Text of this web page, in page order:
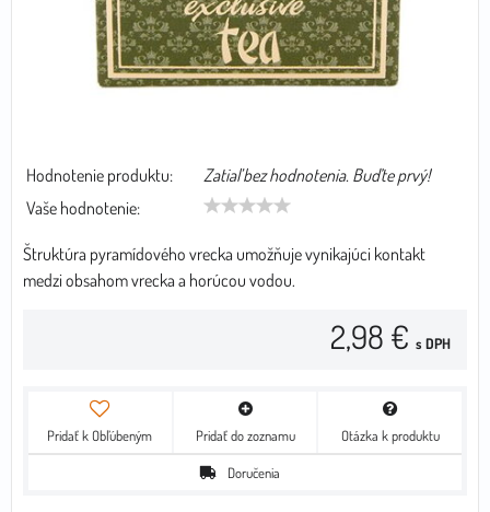
Hodnotenie produktu:
Zatiaľ bez hodnotenia. Buďte prvý!
Vaše hodnotenie:
Štruktúra pyramídového vrecka umožňuje vynikajúci kontakt
medzi obsahom vrecka a horúcou vodou.
2,98 € s DPH
Pridať k Obľúbeným Pridať do zoznamu Otázka k produktu
Doručenia